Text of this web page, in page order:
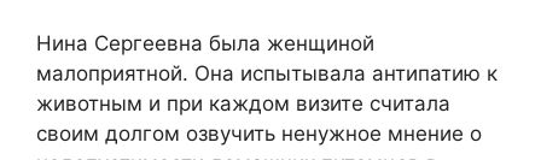
Нина Сергеевна была женщиной
малоприятной. Она испытывала антипатию к
животным и при каждом визите считала
своим долгом озвучить ненужное мнение о